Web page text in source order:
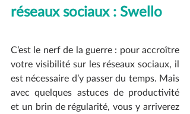
réseaux sociaux : Swello
C’est le nerf de la guerre : pour accroître
votre visibilité sur les réseaux sociaux, il
est nécessaire d’y passer du temps. Mais
avec quelques astuces de productivité
et un brin de régularité, vous y arriverez